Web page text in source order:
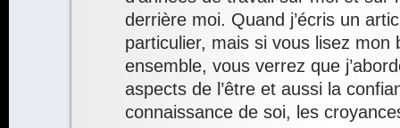
derrière moi. Quand j’écris un
particulier, mais si vous lisez mon
ensemble, vous verrez que
aspects de l’être et aussi la
connaissance de soi, les